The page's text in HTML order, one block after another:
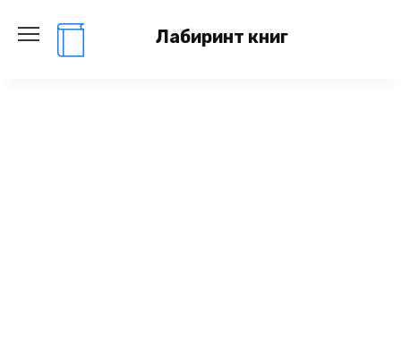
содержанию
Лабиринт книг